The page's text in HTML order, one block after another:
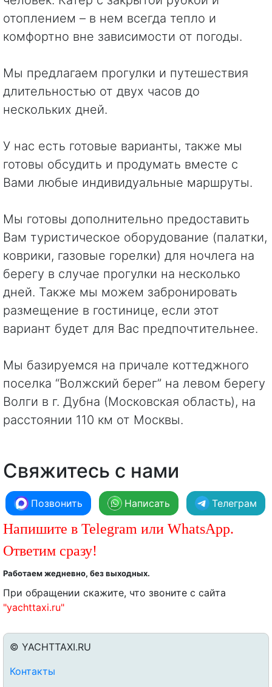
отоплением – в нем всегда тепло и
комфортно вне зависимости от погоды.
Мы предлагаем прогулки и путешествия
длительностью от двух часов до
нескольких дней.
У нас есть готовые варианты, также мы
готовы обсудить и продумать вместе с
Вами любые индивидуальные маршруты.
Мы готовы дополнительно предоставить
Вам туристическое оборудование (палатки,
коврики, газовые горелки) для ночлега на
берегу в случае прогулки на несколько
дней. Также мы можем забронировать
размещение в гостинице, если этот
вариант будет для Вас предпочтительнее.
Мы базируемся на причале коттеджного
поселка “Волжский берег” на левом берегу
Волги в г. Дубна (Московская область), на
расстоянии 110 км от Москвы.
Свяжитесь с нами
Позвонить Написать Телеграм
Напишите в Telegram или WhatsApp.
Ответим сразу!
Работаем жедневно, без выходных.
При обращении скажите, что звоните с сайта
"yachttaxi.ru"
© YACHTTAXI.RU
Контакты